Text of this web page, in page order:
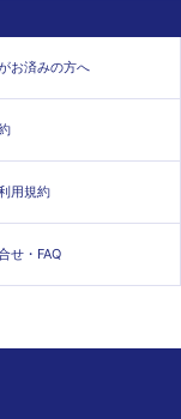
お済みの方へ
用規約
せ・FAQ